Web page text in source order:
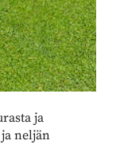
ja
neljän